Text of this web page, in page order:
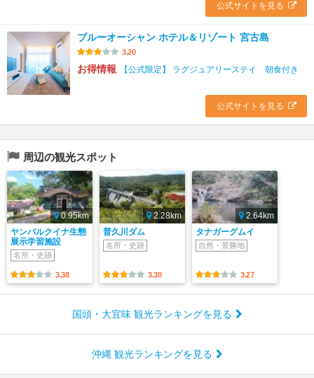
公式サイトを見る
ブルーオーシャン ホテル＆リゾート 宮古島
3.20
お得情報 【公式限定】 ラグジュアリーステイ 朝食付き
公式サイトを見る
周辺の観光スポット
0.95km
ヤンバルクイナ生態
展示学習施設
名所・史跡
3.38
2.28km
普久川ダム
名所・史跡
3.30
2.64km
タナガーグムイ
自然・景勝地
3.27
国頭・大宜味 観光ランキングを見る
沖縄 観光ランキングを見る